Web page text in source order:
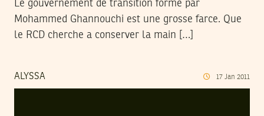
Le gouvernement de transition forme par
Mohammed Ghannouchi est une grosse farce. Que
le RCD cherche a conserver la main […]
ALYSSA 17 Jan 2011